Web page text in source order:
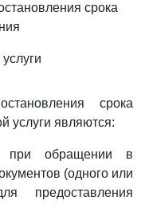
срока
срока
услуги являются:
при обращении в
(одного или
предоставления